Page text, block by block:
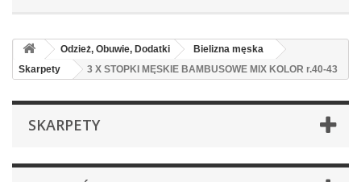
Odzież, Obuwie, Dodatki
Bielizna męska
Skarpety
3 X STOPKI MĘSKIE BAMBUSOWE MIX KOLOR r.40-43
SKARPETY